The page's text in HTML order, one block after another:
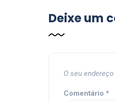
Deixe um
O seu
Comentário *